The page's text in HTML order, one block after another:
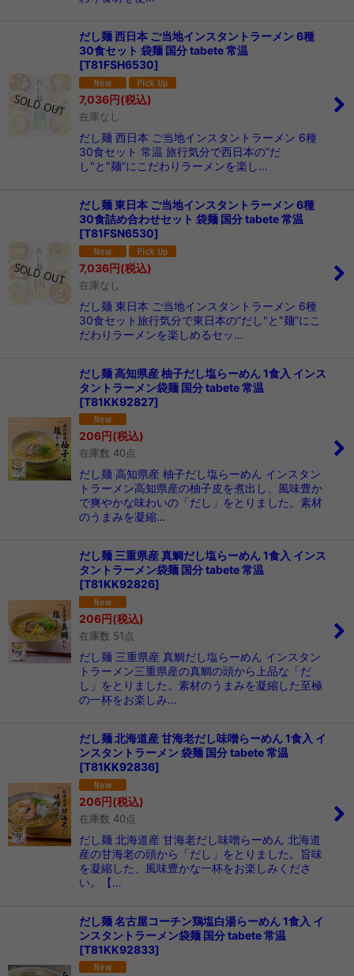
だし麺 西日本 ご当地インスタントラーメン 6種
30食セット 袋麺 国分 tabete 常温
[T81FSH6530]
7,036円(税込)
在庫なし
だし麺 西日本 ご当地インスタントラーメン 6種
30食セット 常温 旅行気分で西日本の”だ
し"と"麺”にこだわりラーメンを楽し…
だし麺 東日本 ご当地インスタントラーメン 6種
30食詰め合わせセット 袋麺 国分 tabete 常温
[T81FSN6530]
7,036円(税込)
在庫なし
だし麺 東日本 ご当地インスタントラーメン 6種
30食セット旅行気分で東日本の”だし"と"麺”にこ
だわりラーメンを楽しめるセッ…
だし麺 高知県産 柚子だし塩らーめん 1食入 インス
タントラーメン袋麺 国分 tabete 常温
[T81KK92827]
206円(税込)
在庫数 40点
だし麺 高知県産 柚子だし塩らーめん インスタン
トラーメン高知県産の柚子皮を煮出し、風味豊か
で爽やかな味わいの「だし」をとりました。素材
のうまみを凝縮…
だし麺 三重県産 真鯛だし塩らーめん 1食入 インス
タントラーメン袋麺 国分 tabete 常温
[T81KK92826]
206円(税込)
在庫数 51点
だし麺 三重県産 真鯛だし塩らーめん インスタン
トラーメン三重県産の真鯛の頭から上品な「だ
し」をとりました。素材のうまみを凝縮した至極
の一杯をお楽しみ…
だし麺 北海道産 甘海老だし味噌らーめん 1食入 イ
ンスタントラーメン 袋麺 国分 tabete 常温
[T81KK92836]
206円(税込)
在庫数 40点
だし麺 北海道産 甘海老だし味噌らーめん 北海道
産の甘海老の頭から「だし」をとりました。旨味
を凝縮した、風味豊かな一杯をお楽しみくださ
い。【…
だし麺 名古屋コーチン鶏塩白湯らーめん 1食入 イ
ンスタントラーメン袋麺 国分 tabete 常温
[T81KK92833]